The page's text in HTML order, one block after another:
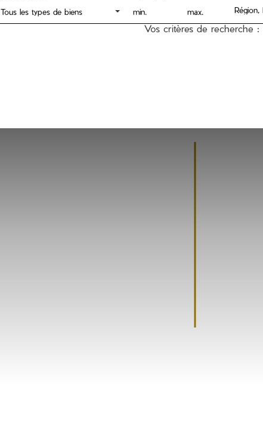
Tous les types de biens
Vos critères de recherche :